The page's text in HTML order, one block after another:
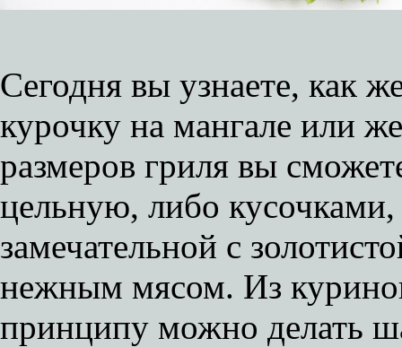
Сегодня вы узнаете, как
курочку на мангале или
размеров гриля вы
цельную, либо кусочками,
замечательной с
нежным мясом. Из
принципу можно делать